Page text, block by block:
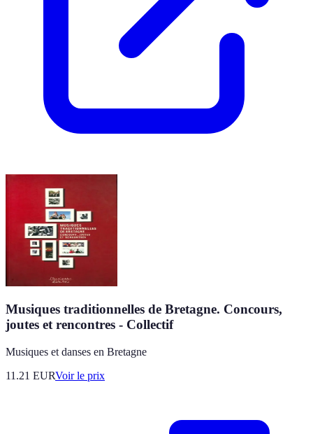
Musiques traditionnelles de Bretagne. Concours,
joutes et rencontres - Collectif
Musiques et danses en Bretagne
11.21 EURVoir le prix